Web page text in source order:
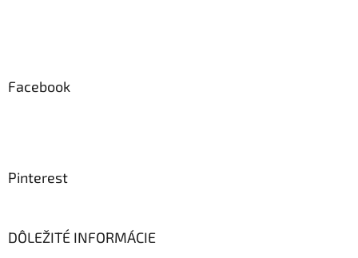
Facebook
Pinterest
DÔLEŽITÉ INFORMÁCIE